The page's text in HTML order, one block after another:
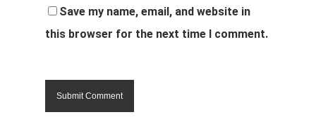
Save my name, email, and website in
this browser for the next time I comment.